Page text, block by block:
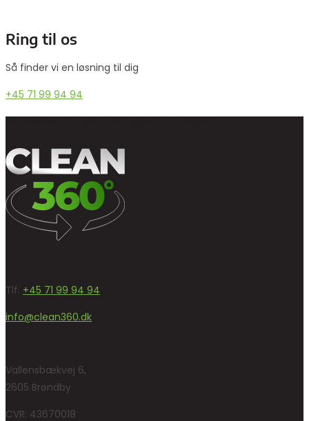
Ring til os
Så finder vi en løsning til dig
+45 71 99 94 94
Tlf. +45 71 99 94 94
info@clean360.dk
Vallensbækvej 6,
2605 Brøndby
CVR: 43670018